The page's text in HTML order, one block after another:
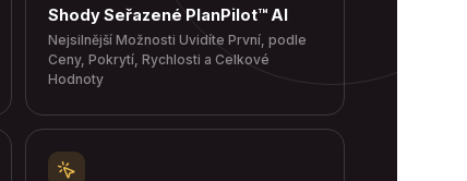
Shody Seřazené PlanPilot™ AI
Nejsilnější Možnosti Uvidíte První, podle
Ceny, Pokrytí, Rychlosti a Celkové
Hodnoty